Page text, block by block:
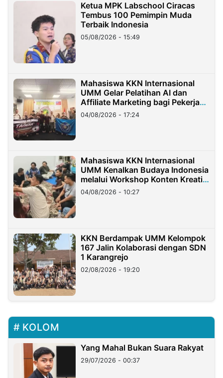
Ketua MPK Labschool Ciracas
Tembus 100 Pemimpin Muda
Terbaik Indonesia
05/08/2026 - 15:49
Mahasiswa KKN Internasional
UMM Gelar Pelatihan AI dan
Affiliate Marketing bagi Pekerja
Migran Indonesia di Taiwan
04/08/2026 - 17:24
Mahasiswa KKN Internasional
UMM Kenalkan Budaya Indonesia
melalui Workshop Konten Kreatif
di Taiwan
04/08/2026 - 10:27
KKN Berdampak UMM Kelompok
167 Jalin Kolaborasi dengan SDN
1 Karangrejo
02/08/2026 - 19:20
KOLOM
Yang Mahal Bukan Suara Rakyat
29/07/2026 - 00:37